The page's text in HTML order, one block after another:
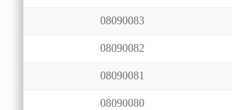
08090083
08090082
08090081
08090080